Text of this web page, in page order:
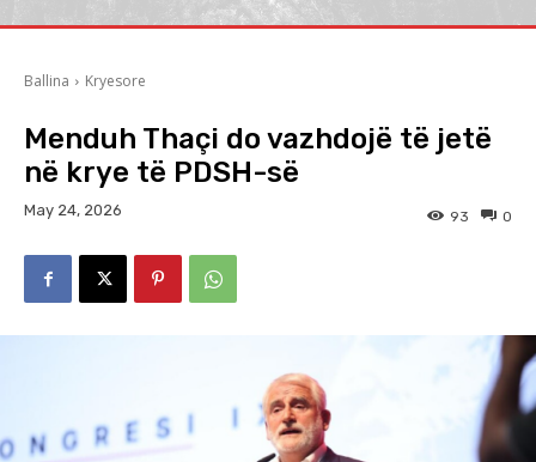
Ballina Kryesore
Menduh Thaçi do vazhdojë të jetë
në krye të PDSH-së
May 24, 2026 0
93